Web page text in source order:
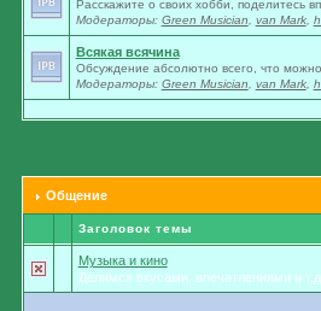
Расскажите о своих хобби, поделитесь
Модераторы: Green Musician van Mark,
Всякая всячина
Обсуждение абсолютно всего, что можно
Модераторы: Green Musician van Mark,
Общение
Заголовок темы
Музыка и кино
Делимся вкусами, впечатлениями и т.д.